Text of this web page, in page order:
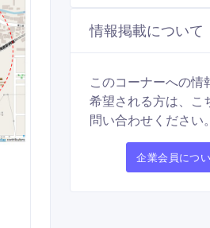
情報掲載について
このコーナーへの情
希望される方は、こ
問い合わせください。
企業会員につ